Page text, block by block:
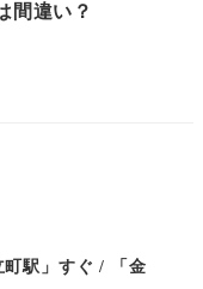
間違い？
町駅」すぐ / 「金